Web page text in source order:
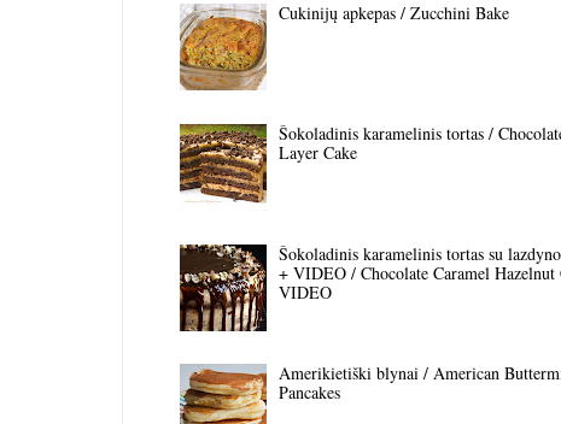
Cukinijų apkepas / Zucchini Bake
Šokoladinis karamelinis tortas /
Layer Cake
Šokoladinis karamelinis tortas su
+ VIDEO / Chocolate Caramel Hazelnut
VIDEO
Amerikietiški blynai / American
Pancakes